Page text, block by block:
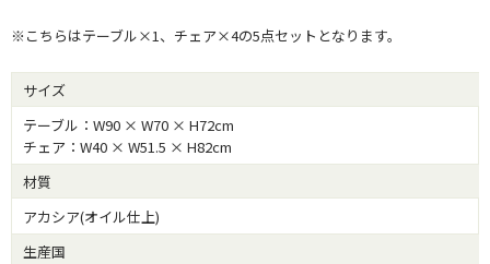
※こちらはテーブル×1、チェア×4の5点セットとなります。
サイズ
テーブル：W90 × W70 × H72cm
チェア：W40 × W51.5 × H82cm
材質
アカシア(オイル仕上)
生産国